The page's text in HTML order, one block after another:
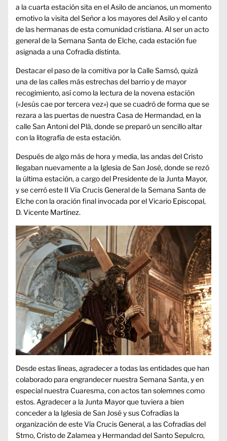
a la cuarta estación sita en el Asilo de ancianos, un momento
emotivo la visita del Señor a los mayores del Asilo y el canto
de las hermanas de esta comunidad cristiana. Al ser un acto
general de la Semana Santa de Elche, cada estación fue
asignada a una Cofradía distinta.
Destacar el paso de la comitiva por la Calle Samsó, quizá
una de las calles más estrechas del barrio y de mayor
recogimiento, así como la lectura de la novena estación
(«Jesús cae por tercera vez») que se cuadró de forma que se
rezara a las puertas de nuestra Casa de Hermandad, en la
calle San Antoni del Plà, donde se preparó un sencillo altar
con la litografía de esta estación.
Después de algo más de hora y media, las andas del Cristo
llegaban nuevamente a la Iglesia de San José, donde se rezó
la última estación, a cargo del Presidente de la Junta Mayor,
y se cerró este II Vía Crucis General de la Semana Santa de
Elche con la oración final invocada por el Vicario Episcopal,
D. Vicente Martínez.
Desde estas líneas, agradecer a todas las entidades que han
colaborado para engrandecer nuestra Semana Santa, y en
especial nuestra Cuaresma, con actos tan solemnes como
estos. Agradecer a la Junta Mayor que tuviera a bien
conceder a la Iglesia de San José y sus Cofradías la
organización de este Vía Crucis General, a las Cofradías del
Stmo, Cristo de Zalamea y Hermandad del Santo Sepulcro,